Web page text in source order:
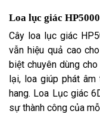
Loa lục giác HP5000
Cây loa lục giác
vẫn hiệu quả cao
biệt chuyên dùng
lại, loa giúp phát
hang. Loa Lục giác
sự thành công của